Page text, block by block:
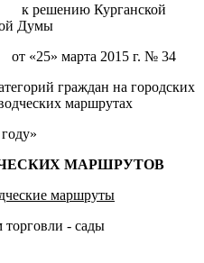
к решению Курганской
Думы
от «25» марта 2015 г. № 34
граждан на городских
маршрутах
МАРШРУТОВ
маршруты
- сады